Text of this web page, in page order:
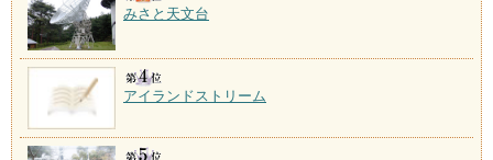
みさと天文台
アイランドストリーム